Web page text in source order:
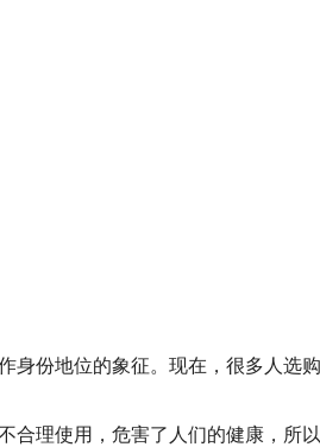
身份地位的象征。 现在，很多人选购
理使用，危害了人们的健康，所